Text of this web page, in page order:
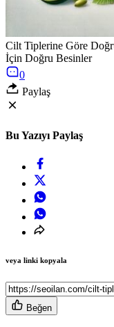
Cilt Tiplerine Göre
İçin Doğru Besinler
0
Paylaş
Bu Yazıyı Paylaş
veya linki kopyala
Beğen